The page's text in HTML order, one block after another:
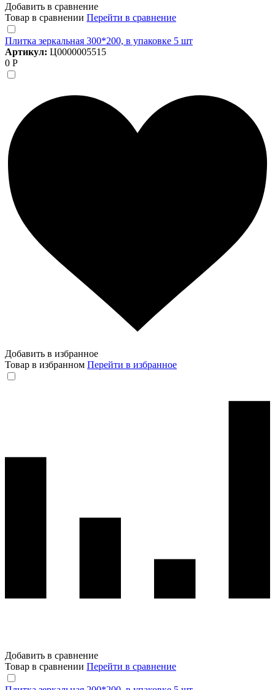
Добавить в сравнение
Товар в сравнении Перейти в сравнение
Плитка зеркальная 300*200, в упаковке 5 шт
Артикул: Ц0000005515
0 Р
Добавить в избранное
Товар в избранном Перейти в избранное
Добавить в сравнение
Товар в сравнении Перейти в сравнение